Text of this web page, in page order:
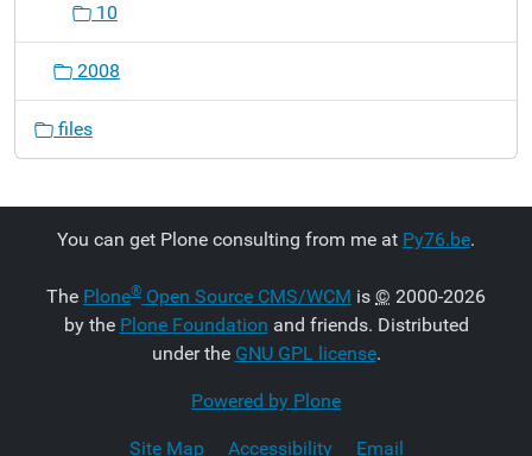
10
2008
files
You can get Plone consulting from me at Py76.be.
The Plone® Open Source CMS/WCM is © 2000-2026
by the Plone Foundation and friends. Distributed
under the GNU GPL license.
Powered by Plone
Site Map Accessibility Email